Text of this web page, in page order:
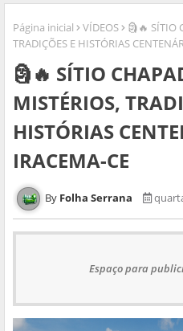
Página inicial VÍDEOS
🗿🔥 SÍTIO
TRADIÇÕES E HISTÓRIAS
🗿🔥 SÍTIO
MISTÉRIOS,
HISTÓRIAS
IRACEMA-CE
Folha Serrana
Espaço para